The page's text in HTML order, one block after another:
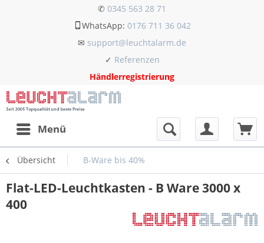
✆ 0345 563 28 71
WhatsApp: 0176 711 36 042
✉ support@leuchtalarm.de
✓ Referenzen
Händlerregistrierung
Menü
Übersicht B-Ware bis 40%
Flat-LED-Leuchtkasten - B Ware 3000 x
400